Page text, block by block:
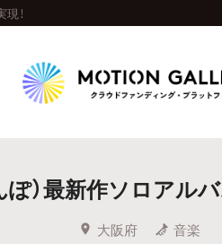
！
クト 新着プロジェクト
ぽ）最新作ソロアル
大阪府 音楽